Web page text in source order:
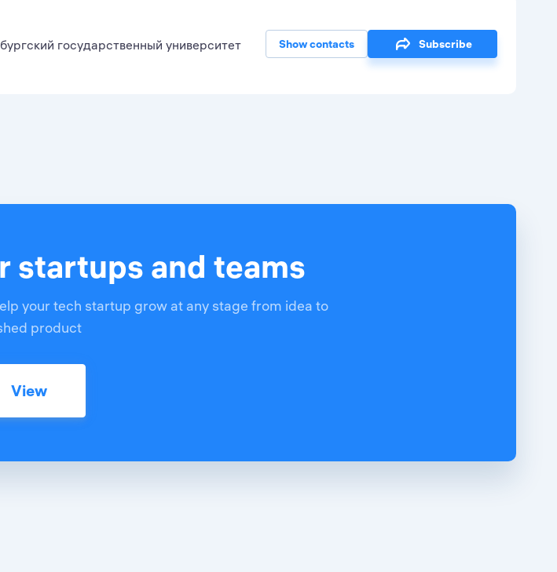
государственный университет
Show contacts Subscribe
startups and teams
your tech startup grow at any stage from idea to
product
View